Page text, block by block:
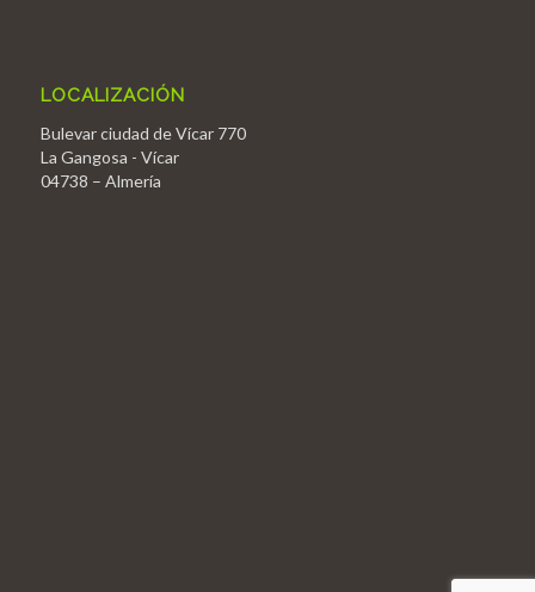
LOCALIZACIÓN
Bulevar ciudad de Vícar 770
La Gangosa - Vícar
04738 – Almería